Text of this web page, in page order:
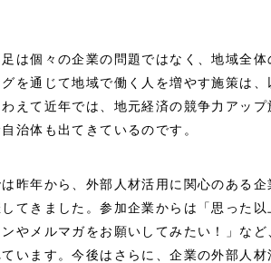
は個々の企業の問題ではなく、地域全
を通じて地域で働く人を増やす施策は
えて近年では、地元経済の競争力アッ
治体も出てきているのです。
昨年から、外部人材活用に関心のある
てきました。参加企業からは「思った以
ンやメルマガをお願いしてみたい！」な
います。今後はさらに、企業の外部人材